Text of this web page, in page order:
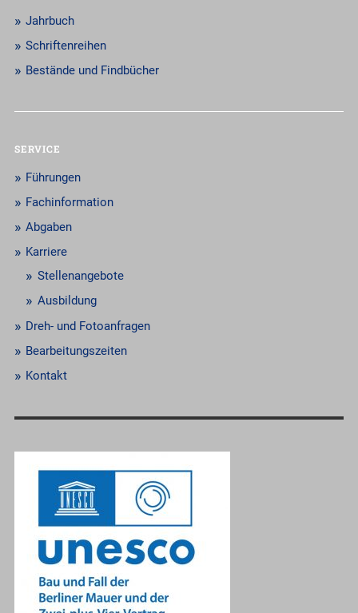
Jahrbuch
Schriftenreihen
Bestände und Findbücher
SERVICE
Führungen
Fachinformation
Abgaben
Karriere
Stellenangebote
Ausbildung
Dreh- und Fotoanfragen
Bearbeitungszeiten
Kontakt